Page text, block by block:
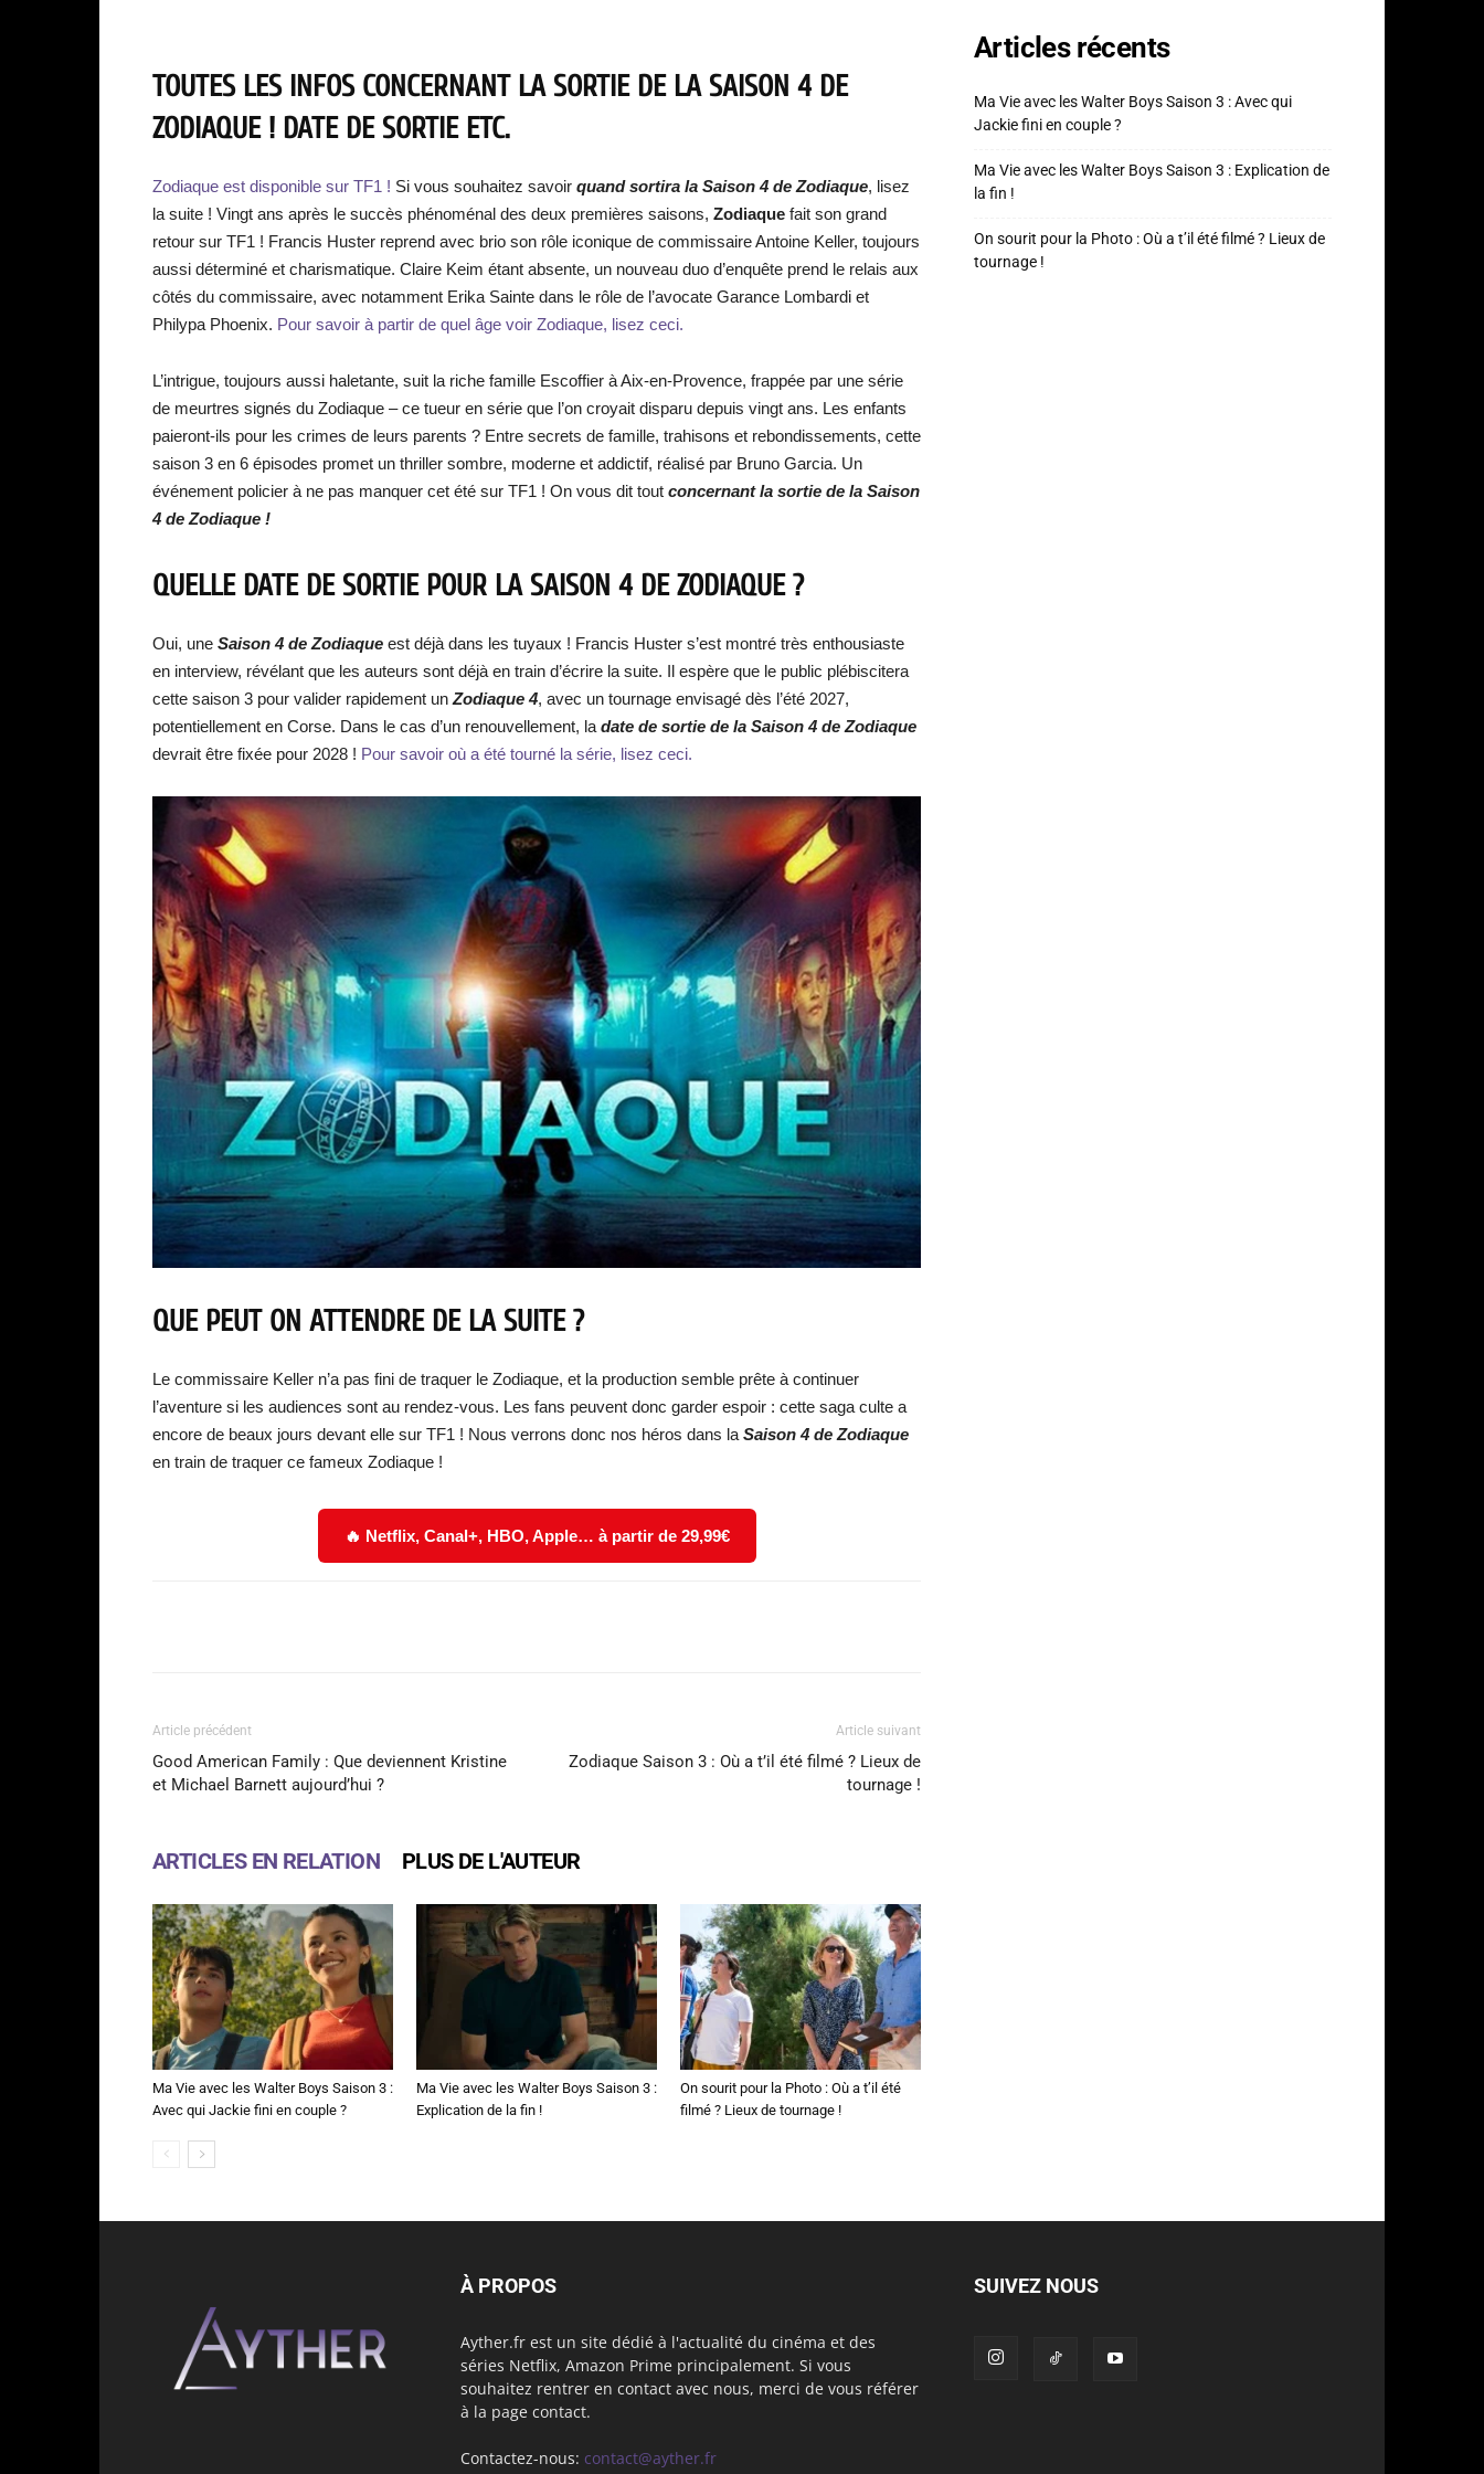
TOUTES LES INFOS CONCERNANT LA SORTIE DE LA SAISON 4 DE
ZODIAQUE ! DATE DE SORTIE ETC.
Zodiaque est disponible sur TF1 ! Si vous souhaitez savoir quand sortira la Saison 4 de Zodiaque, lisez
la suite ! Vingt ans après le succès phénoménal des deux premières saisons, Zodiaque fait son grand
retour sur TF1 ! Francis Huster reprend avec brio son rôle iconique de commissaire Antoine Keller, toujours
aussi déterminé et charismatique. Claire Keim étant absente, un nouveau duo d’enquête prend le relais aux
côtés du commissaire, avec notamment Erika Sainte dans le rôle de l’avocate Garance Lombardi et
Philypa Phoenix. Pour savoir à partir de quel âge voir Zodiaque, lisez ceci.
L’intrigue, toujours aussi haletante, suit la riche famille Escoffier à Aix-en-Provence, frappée par une série
de meurtres signés du Zodiaque – ce tueur en série que l’on croyait disparu depuis vingt ans. Les enfants
paieront-ils pour les crimes de leurs parents ? Entre secrets de famille, trahisons et rebondissements, cette
saison 3 en 6 épisodes promet un thriller sombre, moderne et addictif, réalisé par Bruno Garcia. Un
événement policier à ne pas manquer cet été sur TF1 ! On vous dit tout concernant la sortie de la Saison
4 de Zodiaque !
QUELLE DATE DE SORTIE POUR LA SAISON 4 DE ZODIAQUE ?
Oui, une Saison 4 de Zodiaque est déjà dans les tuyaux ! Francis Huster s’est montré très enthousiaste
en interview, révélant que les auteurs sont déjà en train d’écrire la suite. Il espère que le public plébiscitera
cette saison 3 pour valider rapidement un Zodiaque 4, avec un tournage envisagé dès l’été 2027,
potentiellement en Corse. Dans le cas d’un renouvellement, la date de sortie de la Saison 4 de Zodiaque
devrait être fixée pour 2028 ! Pour savoir où a été tourné la série, lisez ceci.
QUE PEUT ON ATTENDRE DE LA SUITE ?
Le commissaire Keller n’a pas fini de traquer le Zodiaque, et la production semble prête à continuer
l’aventure si les audiences sont au rendez-vous. Les fans peuvent donc garder espoir : cette saga culte a
encore de beaux jours devant elle sur TF1 ! Nous verrons donc nos héros dans laSaison 4 de Zodiaque
en train de traquer ce fameux Zodiaque !
🔥 Netflix, Canal+, HBO, Apple… à partir de 29,99€
Article précédent
Good American Family : Que deviennent Kristine
et Michael Barnett aujourd’hui ?
Article suivant
Zodiaque Saison 3 : Où a t’il été filmé ? Lieux de
tournage !
ARTICLES EN RELATION PLUS DE L'AUTEUR
Ma Vie avec les Walter Boys Saison 3 :
Avec qui Jackie fini en couple ?
Ma Vie avec les Walter Boys Saison 3 :
Explication de la fin !
On sourit pour la Photo : Où a t’il été
filmé ? Lieux de tournage !
Articles récents
Ma Vie avec les Walter Boys Saison 3 : Avec qui
Jackie fini en couple ?
Ma Vie avec les Walter Boys Saison 3 : Explication de
la fin !
On sourit pour la Photo : Où a t’il été filmé ? Lieux de
tournage !
À PROPOS
Ayther.fr est un site dédié à l'actualité du cinéma et des
séries Netflix, Amazon Prime principalement. Si vous
souhaitez rentrer en contact avec nous, merci de vous référer
à la page contact.
Contactez-nous: contact@ayther.fr
SUIVEZ NOUS